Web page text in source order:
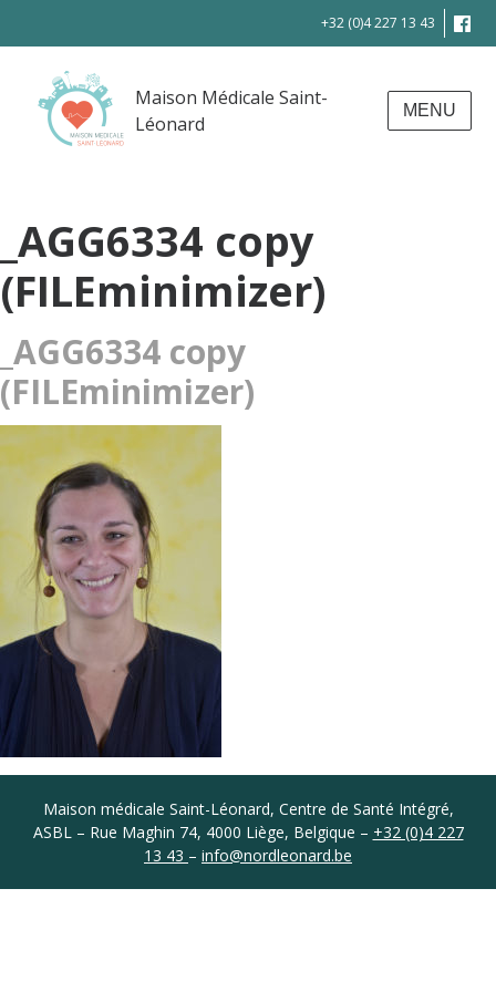
Maison Médicale Saint-
Léonard
+32 (0)4 227 13 43
MENU
_AGG6334 copy
(FILEminimizer)
_AGG6334 copy
(FILEminimizer)
Coordonnées
Maison médicale Saint-Léonard, Centre de Santé Intégré,
ASBL – Rue Maghin 74, 4000 Liège, Belgique – +32 (0)4 227
13 43 – info@nordleonard.be